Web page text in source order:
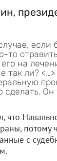
если
то
на
так ли?
сделать. Он
что
потому
с